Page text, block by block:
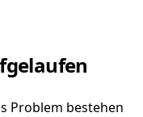
Problem bestehen